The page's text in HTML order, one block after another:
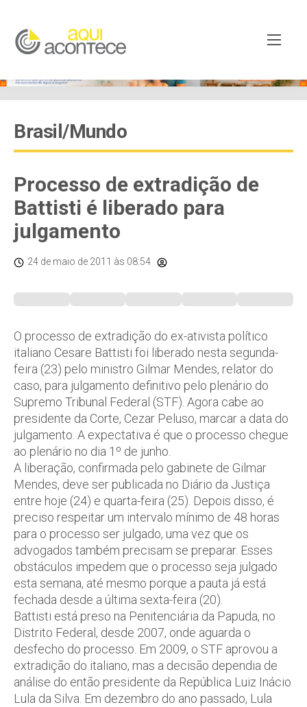
Brasil/Mundo
Processo de extradição de
Battisti é liberado para
julgamento
24 de maio de 2011 às 08:54
O processo de extradição do ex-ativista político
italiano Cesare Battisti foi liberado nesta segunda-
feira (23) pelo ministro Gilmar Mendes, relator do
caso, para julgamento definitivo pelo plenário do
Supremo Tribunal Federal (STF). Agora cabe ao
presidente da Corte, Cezar Peluso, marcar a data do
julgamento. A expectativa é que o processo chegue
ao plenário no dia 1º de junho.
A liberação, confirmada pelo gabinete de Gilmar
Mendes, deve ser publicada no Diário da Justiça
entre hoje (24) e quarta-feira (25). Depois disso, é
preciso respeitar um intervalo mínimo de 48 horas
para o processo ser julgado, uma vez que os
advogados também precisam se preparar. Esses
obstáculos impedem que o processo seja julgado
esta semana, até mesmo porque a pauta já está
fechada desde a última sexta-feira (20).
Battisti está preso na Penitenciária da Papuda, no
Distrito Federal, desde 2007, onde aguarda o
desfecho do processo. Em 2009, o STF aprovou a
extradição do italiano, mas a decisão dependia de
análise do então presidente da República Luiz Inácio
Lula da Silva. Em dezembro do ano passado, Lula